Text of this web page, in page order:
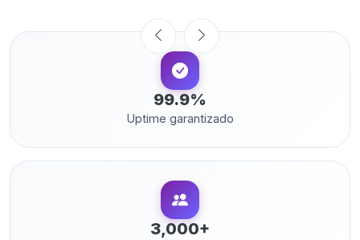
99.9%
Uptime garantizado
3,000+